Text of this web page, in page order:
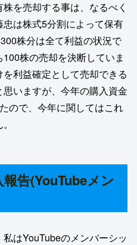
を売却する事は、なるべく
は株式5分割によって保有
株分は全て利益の状況で
株の売却を決断していま
利益確定として売却できる
いますが、今年の購入資金
ので、今年に関してはこれ
告(YouTubeメン
はYouTubeのメンバーシッ